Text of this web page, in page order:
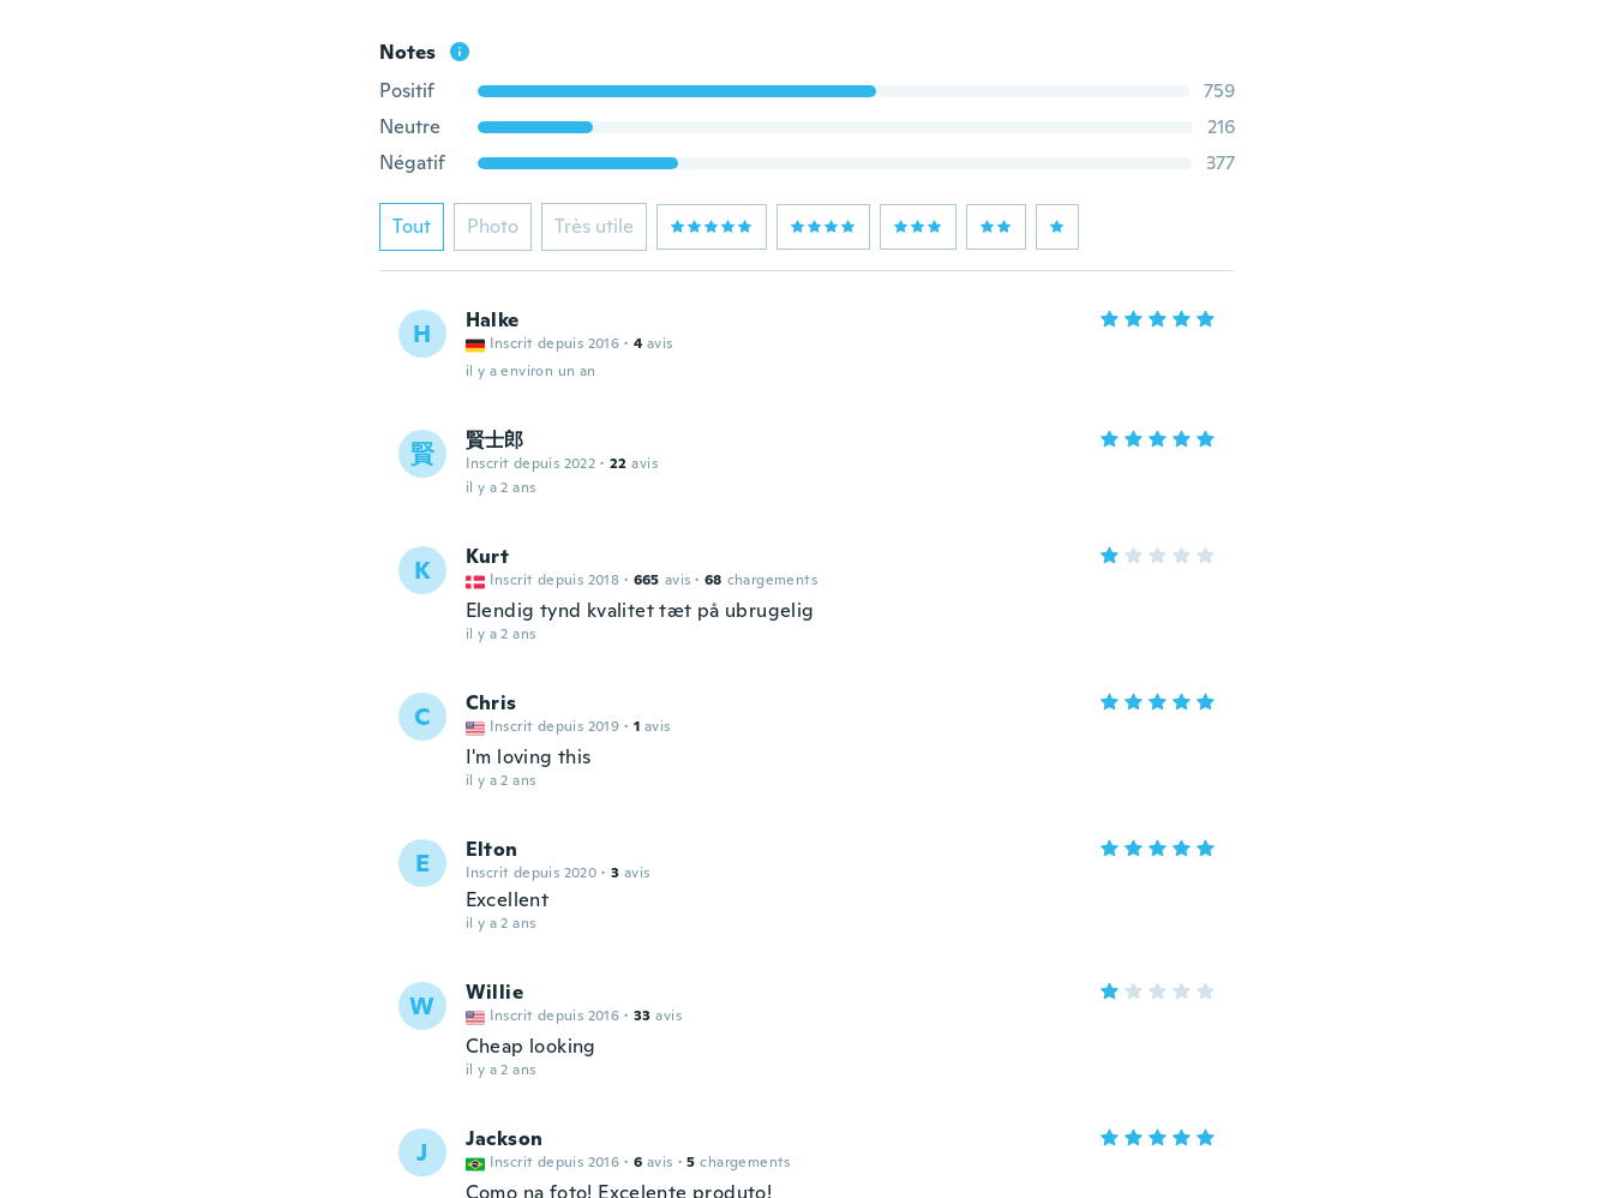
Notes
Positif
759
Neutre
216
Négatif
377
Tout Photo Très utile
H Halke
Inscrit depuis 2016 · 4 avis
il y a environ un an
賢 賢士郎
Inscrit depuis 2022 · 22 avis
il y a 2 ans
K Kurt
Inscrit depuis 2018 · 665 avis · 68 chargements
Elendig tynd kvalitet tæt på ubrugelig
il y a 2 ans
C Chris
Inscrit depuis 2019 · 1 avis
I'm loving this
il y a 2 ans
E Elton
Inscrit depuis 2020 · 3 avis
Excellent
il y a 2 ans
W Willie
Inscrit depuis 2016 · 33 avis
Cheap looking
il y a 2 ans
J Jackson
Inscrit depuis 2016 · 6 avis · 5 chargements
Como na foto! Excelente produto!